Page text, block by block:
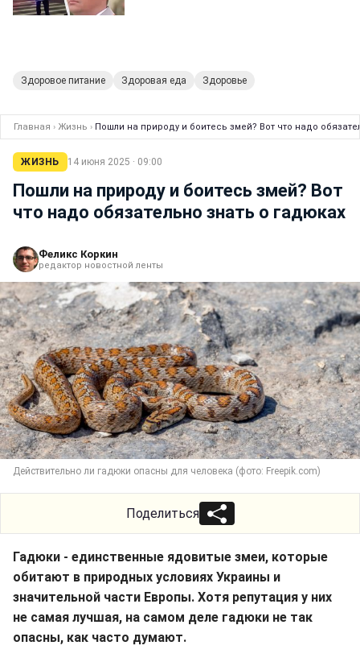
Здоровое питание Здоровая еда Здоровье
Главная › Жизнь › Пошли на природу и боитесь змей? Вот что надо
ЖИЗНЬ 14 июня 2025 · 09:00
Пошли на природу и боитесь змей? Вот
что надо обязательно знать о гадюках
Феликс Коркин
редактор новостной ленты
Действительно ли гадюки опасны для человека (фото: Freepik.com)
Поделиться
Гадюки - единственные ядовитые змеи, которые
обитают в природных условиях Украины и
значительной части Европы. Хотя репутация у них
не самая лучшая, на самом деле гадюки не так
опасны, как часто думают.